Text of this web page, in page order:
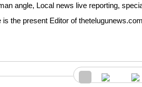
angle, Local news live reporting,
the present Editor of